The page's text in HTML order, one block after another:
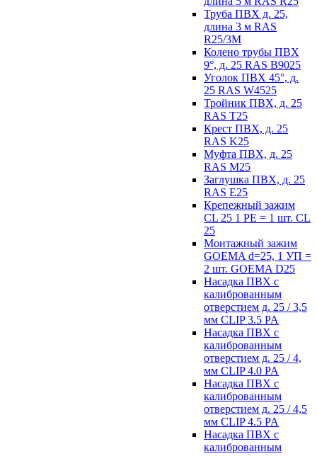
Труба ПВХ д. 25,
длина 3 м RAS
R25/3M
Колено трубы ПВХ
9°, д. 25 RAS B9025
Уголок ПВХ 45°, д.
25 RAS W4525
Тройник ПВХ, д. 25
RAS T25
Крест ПВХ, д. 25
RAS K25
Муфта ПВХ, д. 25
RAS M25
Заглушка ПВХ, д. 25
RAS E25
Крепежный зажим
CL 25 1 PE = 1 шт. CL
25
Монтажный зажим
GOEMA d=25, 1 УП =
2 шт. GOEMA D25
Насадка ПВХ с
калиброванным
отверстием д. 25 / 3,5
мм CLIP 3.5 PA
Насадка ПВХ с
калиброванным
отверстием д. 25 / 4,
мм CLIP 4.0 PA
Насадка ПВХ с
калиброванным
отверстием д. 25 / 4,5
мм CLIP 4.5 PA
Насадка ПВХ с
калиброванным